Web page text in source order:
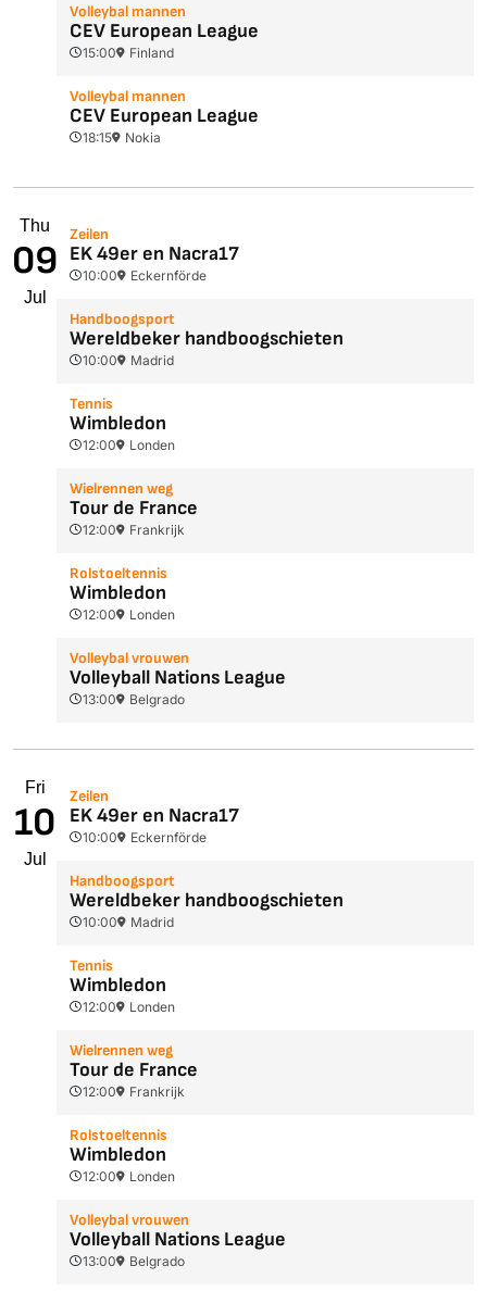
Volleybal mannen
CEV European League
15:00 Finland
Volleybal mannen
CEV European League
18:15 Nokia
Thu
09
Jul
Zeilen
EK 49er en Nacra17
10:00 Eckernförde
Handboogsport
Wereldbeker handboogschieten
10:00 Madrid
Tennis
Wimbledon
12:00 Londen
Wielrennen weg
Tour de France
12:00 Frankrijk
Rolstoeltennis
Wimbledon
12:00 Londen
Volleybal vrouwen
Volleyball Nations League
13:00 Belgrado
Fri
10
Jul
Zeilen
EK 49er en Nacra17
10:00 Eckernförde
Handboogsport
Wereldbeker handboogschieten
10:00 Madrid
Tennis
Wimbledon
12:00 Londen
Wielrennen weg
Tour de France
12:00 Frankrijk
Rolstoeltennis
Wimbledon
12:00 Londen
Volleybal vrouwen
Volleyball Nations League
13:00 Belgrado